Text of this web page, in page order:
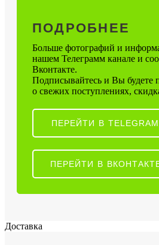
ПОДРОБНЕЕ
Больше фотографий и
нашем Телеграмм канале и
Вконтакте.
Подписывайтесь и Вы будете
о свежих поступлениях,
ПЕРЕЙТИ В TELEGRAM
ПЕРЕЙТИ В
Доставка